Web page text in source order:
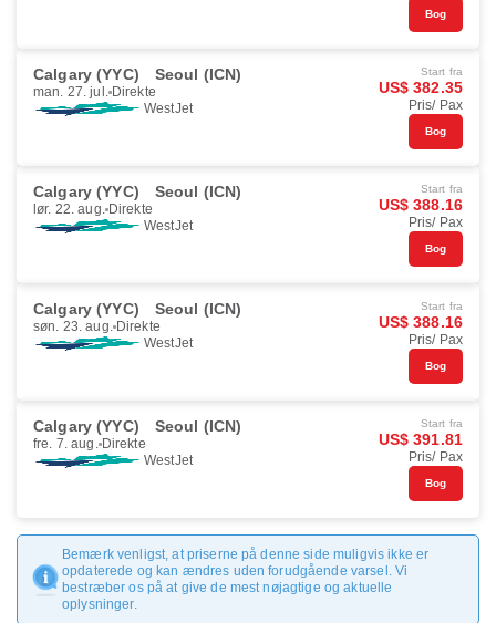
Bog
Calgary (YYC) Seoul (ICN)
man. 27. jul. Direkte
WestJet
Start fra
US$ 382.35
Pris/ Pax
Bog
Calgary (YYC) Seoul (ICN)
lør. 22. aug. Direkte
WestJet
Start fra
US$ 388.16
Pris/ Pax
Bog
Calgary (YYC) Seoul (ICN)
søn. 23. aug. Direkte
WestJet
Start fra
US$ 388.16
Pris/ Pax
Bog
Calgary (YYC) Seoul (ICN)
fre. 7. aug. Direkte
WestJet
Start fra
US$ 391.81
Pris/ Pax
Bog
Bemærk venligst, at priserne på denne side muligvis ikke er
opdaterede og kan ændres uden forudgående varsel. Vi
bestræber os på at give de mest nøjagtige og aktuelle
oplysninger.